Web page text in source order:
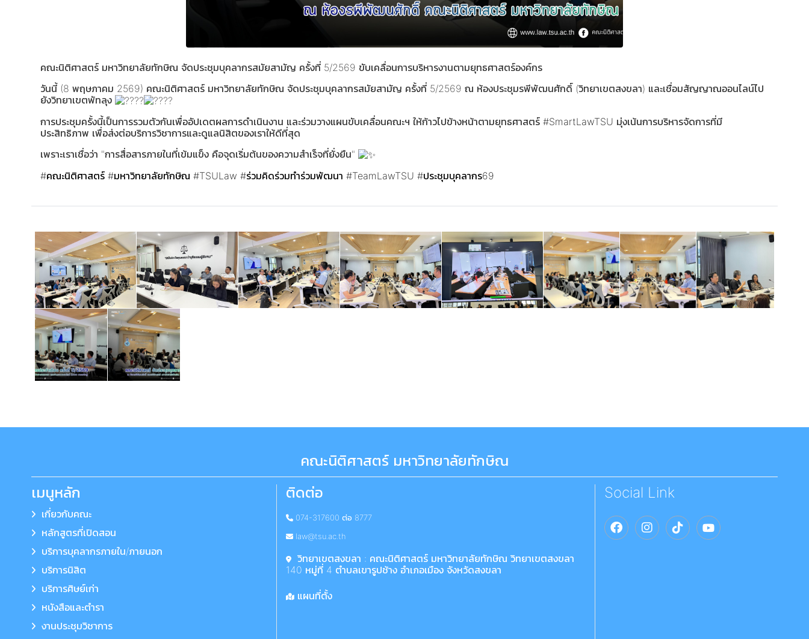
คณะนิติศาสตร์ มหาวิทยาลัยทักษิณ จัดประชุมบุคลากรสมัยสามัญ ครั้งที่ 5/2569 ขับเคลื่อนการบริหารงานตามยุทธศาสตร์องค์กร
วันนี้ (8 พฤษภาคม 2569) คณะนิติศาสตร์ มหาวิทยาลัยทักษิณ จัดประชุมบุคลากรสมัยสามัญ ครั้งที่ 5/2569 ณ ห้องประชุมรพีพัฒนศักดิ์ (วิทยาเขตสงขลา) และเชื่อมสัญญาณออนไลน์ไป
ยังวิทยาเขตพัทลุง
การประชุมครั้งนี้เป็นการรวมตัวกันเพื่ออัปเดตผลการดำเนินงาน และร่วมวางแผนขับเคลื่อนคณะฯ ให้ก้าวไปข้างหน้าตามยุทธศาสตร์ #SmartLawTSU มุ่งเน้นการบริหารจัดการที่มี
ประสิทธิภาพ เพื่อส่งต่อบริการวิชาการและดูแลนิสิตของเราให้ดีที่สุด
เพราะเราเชื่อว่า "การสื่อสารภายในที่เข้มแข็ง คือจุดเริ่มต้นของความสำเร็จที่ยั่งยืน"
#คณะนิติศาสตร์ #มหาวิทยาลัยทักษิณ #TSULaw #ร่วมคิดร่วมทำร่วมพัฒนา #TeamLawTSU #ประชุมบุคลากร69
คณะนิติศาสตร์ มหาวิทยาลัยทักษิณ
เมนูหลัก
เกี่ยวกับคณะ
หลักสูตรที่เปิดสอน
บริการบุคลากรภายใน/ภายนอก
บริการนิสิต
บริการศิษย์เก่า
หนังสือและตำรา
งานประชุมวิชาการ
ติดต่อ
074-317600 ต่อ 8777
law@tsu.ac.th
วิทยาเขตสงขลา : คณะนิติศาสตร์ มหาวิทยาลัยทักษิณ วิทยาเขตสงขลา
140 หมู่ที่ 4 ตำบลเขารูปช้าง อำเภอเมือง จังหวัดสงขลา
แผนที่ตั้ง
Social Link